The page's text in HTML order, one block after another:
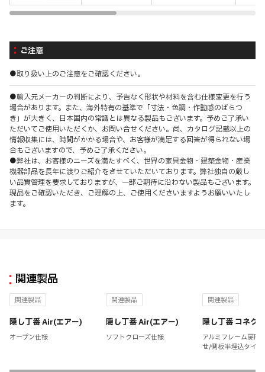
ご注意
●取り扱い上のご注意をご確認ください。
●輸入元メーカーの判断により、予告なく形状や材料を含む仕様変更を行う
場合があります。また、海外特有の基準で「寸法・色調・作動感のばらつ
き」が大きく、日本国内の常識とは異なる製品もございます。予めご了承い
ただいてご使用いただくか、お問い合せください。尚、カタログ記載以上の
情報収集には、時間がかかる場合や、お客様が満足する回答が得られない場
合もございますので、予めご了承ください。
●弊社は、お客様のニーズを満たすべく、世界の家具金物・建築金物・産業
機器部品を長年に渡りご紹介をさせていただいております。弊社独自の厳し
い品質管理を要求しておりますが、一部ご期待に沿わない製品もございます。
現品をご確認いただき、ご理解の上、ご使用くださいますようお願いいたし
ます。
関連製品
関連製品
隠し丁番 Air(エアー)
オープン仕様
関連製品
隠し丁番 Air(エアー)
ソフトクローズ仕様
関連製品
隠し丁番 コネク
アルミフレーム扉
せ/側板半埋込タイプ